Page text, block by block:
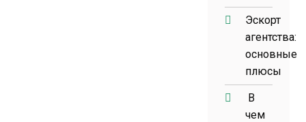
Эскорт
агентства:
основные
плюсы
В
чем